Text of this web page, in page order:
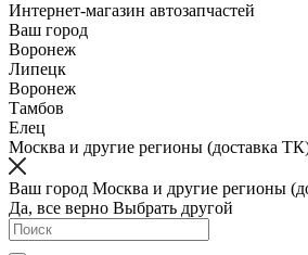
Интернет-магазин автозапчастей
Ваш город
Воронеж
Липецк
Воронеж
Тамбов
Елец
Москва и другие регионы (доставка
Ваш город Москва и другие регионы
Да, все верно Выбрать другой